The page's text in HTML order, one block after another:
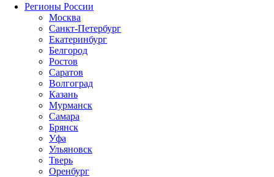
Регионы России
Москва
Санкт-Петербург
Екатеринбург
Белгород
Ростов
Саратов
Волгоград
Казань
Мурманск
Самара
Брянск
Уфа
Ульяновск
Тверь
Оренбург